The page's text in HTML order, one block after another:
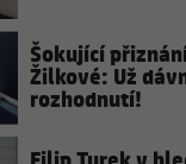
Šokující
Žilkové: Už
rozhodnutí!